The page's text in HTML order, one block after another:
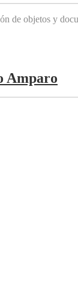
de objetos y
Amparo